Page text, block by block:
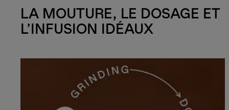
LA MOUTURE, LE DOSAGE ET
L’INFUSION IDÉAUX